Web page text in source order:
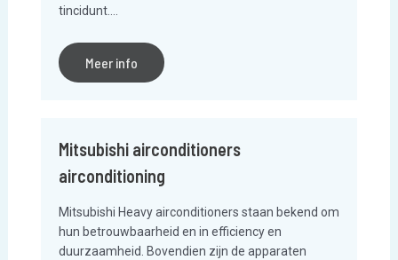
tincidunt….
Meer info
Mitsubishi airconditioners
airconditioning
Mitsubishi Heavy airconditioners staan bekend om
hun betrouwbaarheid en in efficiency en
duurzaamheid. Bovendien zijn de apparaten